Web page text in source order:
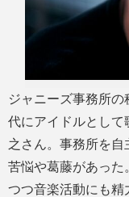
ジャニーズ事務所
代にアイドルとして
之さん。事務所を
苦悩や葛藤があった
つつ音楽活動にも精